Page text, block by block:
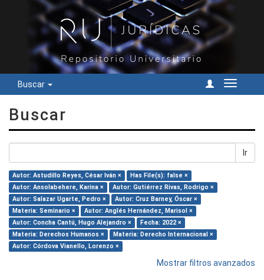
Buscar
Cambiar
Buscar
Ir
Autor: Astudillo Reyes, César Iván ×
Has File(s): false ×
Autor: Ansolabehere, Karina ×
Autor: Gutiérrez Rivas, Rodrigo ×
Autor: Salazar Ugarte, Pedro ×
Autor: Cruz Barney, Óscar ×
Materia: Seminario ×
Autor: Anglés Hernández, Marisol ×
Autor: Concha Cantú, Hugo Alejandro ×
Fecha: 2022 ×
Materia: Derechos Humanos ×
Materia: Derecho Internacional ×
Autor: Córdova Vianello, Lorenzo ×
Mostrar filtros avanzados